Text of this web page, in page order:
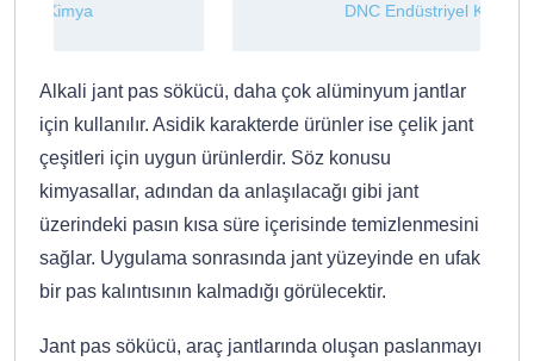
DNC Endüstriyel Kimya
Alkali jant pas sökücü, daha çok alüminyum jantlar
için kullanılır. Asidik karakterde ürünler ise çelik jant
çeşitleri için uygun ürünlerdir. Söz konusu
kimyasallar, adından da anlaşılacağı gibi jant
üzerindeki pasın kısa süre içerisinde temizlenmesini
sağlar. Uygulama sonrasında jant yüzeyinde en ufak
bir pas kalıntısının kalmadığı görülecektir.
Jant pas sökücü, araç jantlarında oluşan paslanmayı